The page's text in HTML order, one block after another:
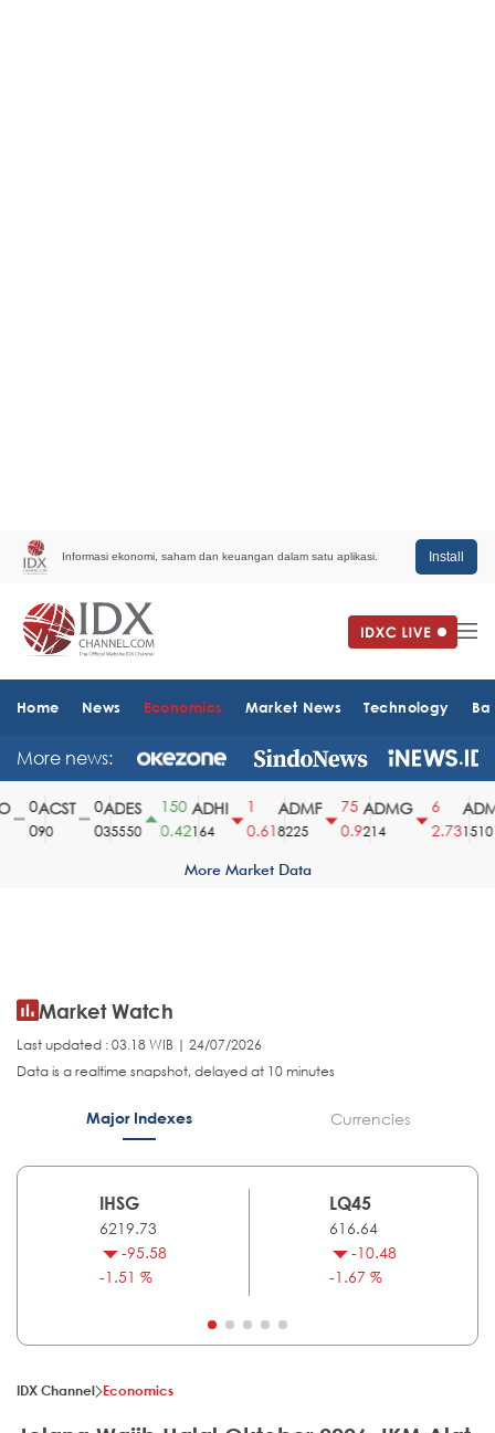
Informasi ekonomi, saham dan keuangan dalam satu aplikasi. Install
Home News Economics Market News Technology
More news:
ACST
90
ADES
35550
150
0.42
ADHI
164
0.61
ADMF
8225
75
0.9
ADMG
214
2.73
ADMR
1510
More Market Data
Market Watch
Last updated : 03.18 WIB | 24/07/2026
Data is a realtime snapshot, delayed at 10 minutes
Major Indexes Currencies
IHSG
6219.73
-95.58
-1.51 %
LQ45
616.64
-10.48
-1.67 %
IDX Channel Economics